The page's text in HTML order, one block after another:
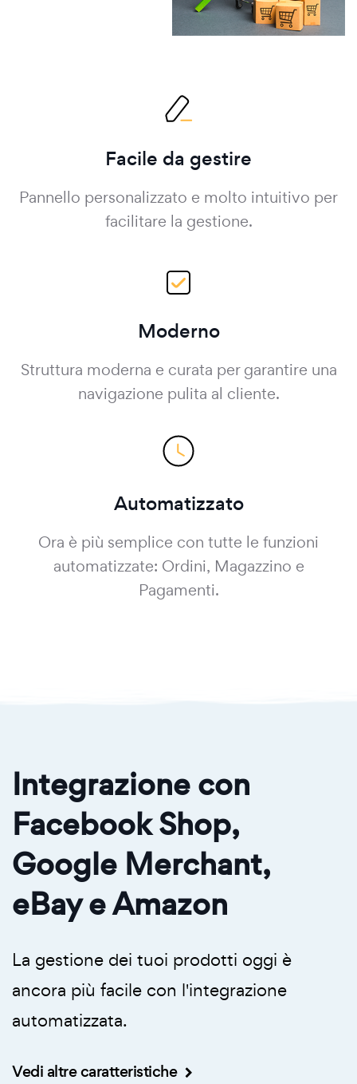
Facile da gestire
Pannello personalizzato e molto intuitivo per
facilitare la gestione.
Moderno
Struttura moderna e curata per garantire una
navigazione pulita al cliente.
Automatizzato
Ora è più semplice con tutte le funzioni
automatizzate: Ordini, Magazzino e
Pagamenti.
Integrazione con
Facebook Shop,
Google Merchant,
eBay e Amazon
La gestione dei tuoi prodotti oggi è
ancora più facile con l'integrazione
automatizzata.
Vedi altre caratteristiche